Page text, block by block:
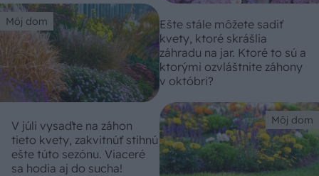
Môj dom
Ešte stále môžete sadiť
kvety, ktoré skrášlia
záhradu na jar. Ktoré to sú a
ktorými ozvláštnite záhony
v októbri?
Môj dom
V júli vysaďte na záhon
tieto kvety, zakvitnúť stihnú
ešte túto sezónu. Viaceré
sa hodia aj do sucha!